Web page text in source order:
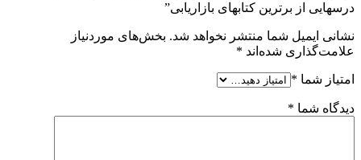
درسهایی از برترین کتابهای بازاریابی”
نشانی ایمیل شما منتشر نخواهد شد. بخش‌های موردنیاز
علامت‌گذاری شده‌اند *
امتیاز شما *
دیدگاه شما *